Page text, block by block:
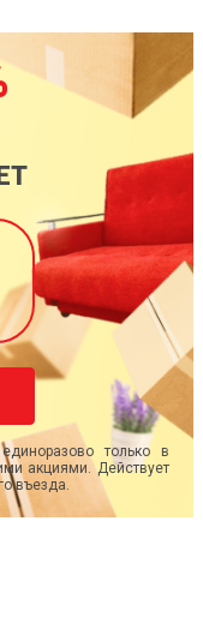
только в
акциями. Действует
въезда.